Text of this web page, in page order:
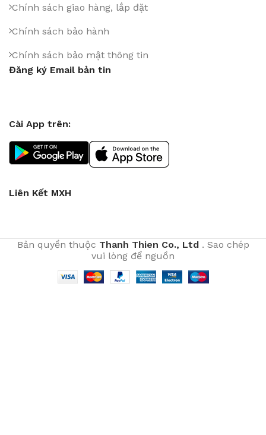
Chính sách giao hàng, lắp đặt
Chính sách bảo hành
Chính sách bảo mật thông tin
Đăng ký Email bản tin
Cài App trên:
Liên Kết MXH
Bản quyền thuộc Thanh Thien Co., Ltd. Sao chép
vui lòng để nguồn